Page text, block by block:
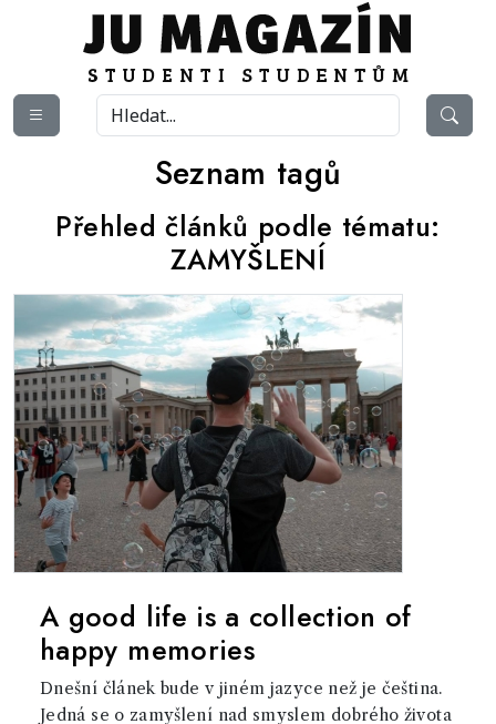
Seznam tagů
Přehled článků podle tématu:
ZAMYŠLENÍ
A good life is a collection of
happy memories
Dnešní článek bude v jiném jazyce než je čeština.
Jedná se o zamyšlení nad smyslem dobrého života